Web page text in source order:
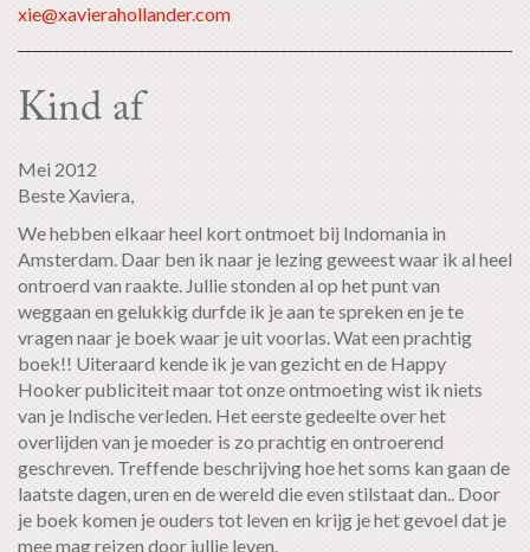
xie@xavierahollander.com
Kind af
Mei 2012
Beste Xaviera,
We hebben elkaar heel kort ontmoet bij Indomania in
Amsterdam. Daar ben ik naar je lezing geweest waar ik al heel
ontroerd van raakte. Jullie stonden al op het punt van
weggaan en gelukkig durfde ik je aan te spreken en je te
vragen naar je boek waar je uit voorlas. Wat een prachtig
boek!! Uiteraard kende ik je van gezicht en de Happy
Hooker publiciteit maar tot onze ontmoeting wist ik niets
van je Indische verleden. Het eerste gedeelte over het
overlijden van je moeder is zo prachtig en ontroerend
geschreven. Treffende beschrijving hoe het soms kan gaan de
laatste dagen, uren en de wereld die even stilstaat dan.. Door
je boek komen je ouders tot leven en krijg je het gevoel dat je
mee mag reizen door jullie leven.